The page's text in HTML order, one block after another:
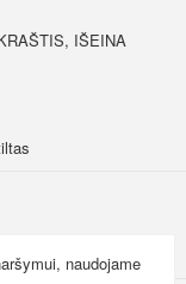
IŠEINA
naudojame